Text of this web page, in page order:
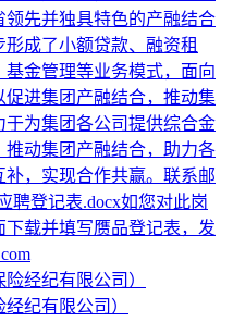
先并独具特色的产融结合
成了小额贷款、融资租
金管理等业务模式，面向
进集团产融结合，推动集
于为集团各公司提供综合金
动集团产融结合，助力各
，实现合作共赢。联系邮
聘登记表.docx如您对此岗
载并填写赝品登记表，发
纪有限公司）